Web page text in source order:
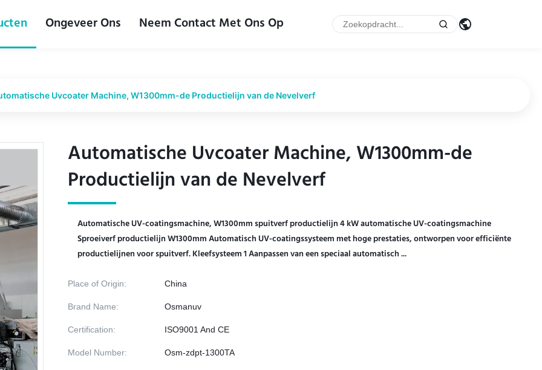
Ongeveer Ons Neem Contact Met Ons Op
Uvcoater Machine, W1300mm-de Productielijn van de Nevelverf
Automatische Uvcoater Machine, W1300mm-de
Productielijn van de Nevelverf
Automatische Uvcoater Machine, W1300mm-de
Productielijn van de Nevelverf
Automatische UV-coatingsmachine, W1300mm spuitverf productielijn 4 kW automatische UV-coatingsmachine
Sproeiverf productielijn W1300mm Automatisch UV-coatingssysteem met hoge prestaties, ontworpen voor efficiënte
productielijnen voor spuitverf. Kleefsysteem 1 Aanpassen van een speciaal automatisch ...
Place of Origin: China
Brand Name: Osmanuv
Certification: ISO9001 And CE
Model Number: Osm-zdpt-1300TA